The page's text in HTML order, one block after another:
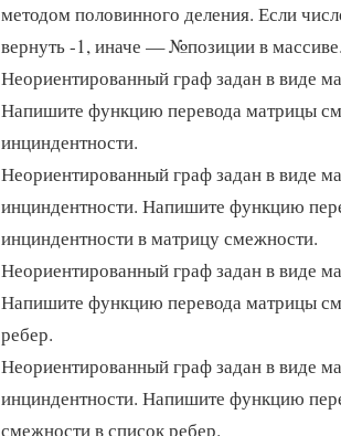
методом половинного деления. Если
вернуть -1, иначе — №позиции в
Неориентированный граф задан в виде
Напишите функцию перевода матрицы
инциндентности.
Неориентированный граф задан в виде
инциндентности. Напишите функцию
инциндентности в матрицу смежности.
Неориентированный граф задан в виде
Напишите функцию перевода матрицы
ребер.
Неориентированный граф задан в виде
инциндентности. Напишите функцию
смежности в список ребер.